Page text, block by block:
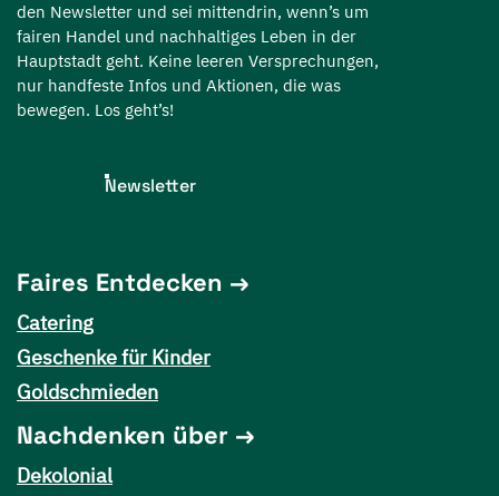
den Newsletter und sei mittendrin, wenn’s um
fairen Handel und nachhaltiges Leben in der
Hauptstadt geht. Keine leeren Versprechungen,
nur handfeste Infos und Aktionen, die was
bewegen. Los geht’s!
Newsletter
Faires Entdecken
Catering
Geschenke für Kinder
Goldschmieden
Nachdenken über
Dekolonial